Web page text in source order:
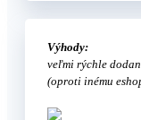
Výhody:
veľmi rýchle
(oproti inému